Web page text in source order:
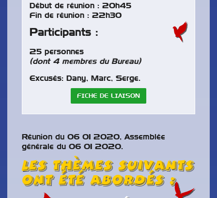
Début de réunion : 20h45
Fin de réunion : 22h30
Participants :
25 personnes
(dont 4 membres du Bureau)
Excusés: Dany, Marc, Serge.
FICHE DE LIAISON
Réunion du 06 01 2020, Assemblée
générale du 06 01 2020.
Les thèmes suivants
ont été abordés :